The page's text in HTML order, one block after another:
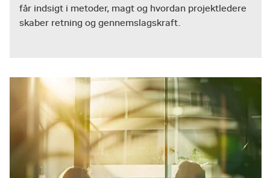
får indsigt i metoder, magt og hvordan projektledere
skaber retning og gennemslagskraft.